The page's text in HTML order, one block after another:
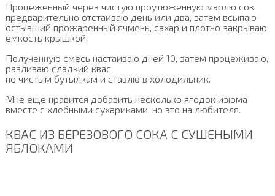
Процеженный через чистую проутюженную марлю сок
предварительно отстаиваю день или два, затем всыпаю
остывший прожаренный ячмень, сахар и плотно закрываю
емкость крышкой.
Полученную смесь настаиваю дней 10, затем процеживаю,
разливаю сладкий квас
по чистым бутылкам и ставлю в холодильник.
Мне еще нравится добавить несколько ягодок изюма
вместе с хлебными сухариками, но это на любителя.
КВАС ИЗ БЕРЕЗОВОГО СОКА С СУШЕНЫМИ
ЯБЛОКАМИ